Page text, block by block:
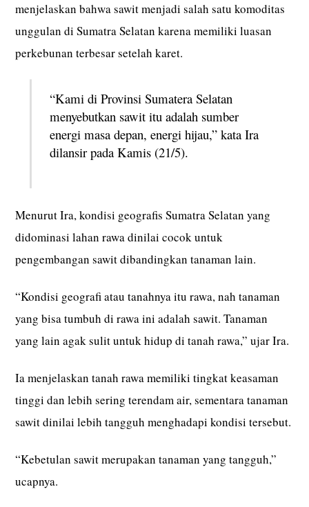
menjelaskan bahwa sawit menjadi salah satu komoditas
unggulan di Sumatra Selatan karena memiliki luasan
perkebunan terbesar setelah karet.
“Kami di Provinsi Sumatera Selatan
menyebutkan sawit itu adalah sumber
energi masa depan, energi hijau,” kata Ira
dilansir pada Kamis (21/5).
Menurut Ira, kondisi geografis Sumatra Selatan yang
didominasi lahan rawa dinilai cocok untuk
pengembangan sawit dibandingkan tanaman lain.
“Kondisi geografi atau tanahnya itu rawa, nah tanaman
yang bisa tumbuh di rawa ini adalah sawit. Tanaman
yang lain agak sulit untuk hidup di tanah rawa,” ujar Ira.
Ia menjelaskan tanah rawa memiliki tingkat keasaman
tinggi dan lebih sering terendam air, sementara tanaman
sawit dinilai lebih tangguh menghadapi kondisi tersebut.
“Kebetulan sawit merupakan tanaman yang tangguh,”
ucapnya.